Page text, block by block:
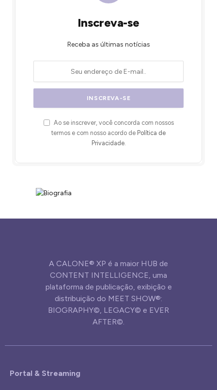
Inscreva-se
Receba as últimas notícias
Ao se inscrever, você concorda com nossos
termos e com nosso acordo de Política de
Privacidade.
A CALONE® XP é a maior HUB de
CONTENT INTELLIGENCE, uma
plataforma de publicação, exibição e
distribuição do MEET SHOW®:
BIOGRAPHY©, LEGACY© e EVER
AFTER©.
Portal & Streaming